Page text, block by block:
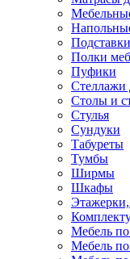
Полки
Пуфики
Стеллажи
Столы и
Стулья
Сундуки
Табуреты
Тумбы
Ширмы
Шкафы
Мебель
Мебель